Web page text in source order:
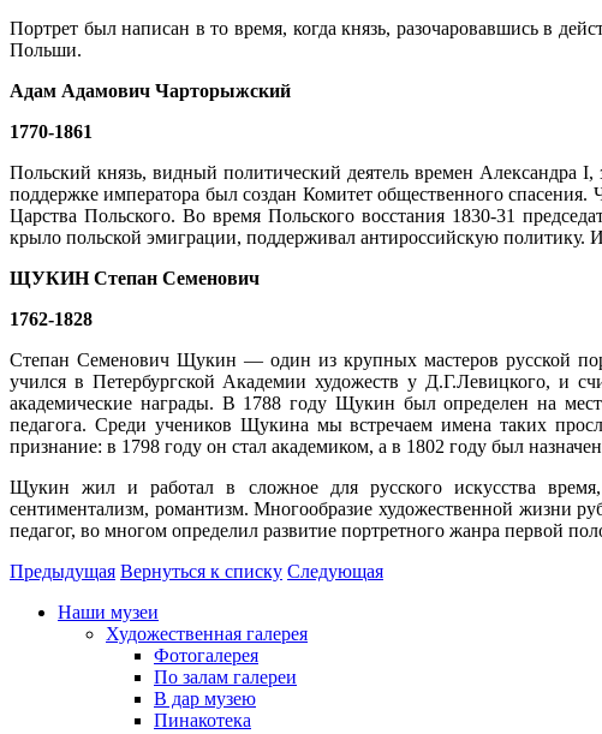
Портрет был написан в то время, когда князь, разочаровавшись в
Польши.
Адам Адамович Чарторыжский
1770-1861
Польский князь, видный политический деятель времен Александра
поддержке императора был создан Комитет общественного
Царства Польского. Во время Польского восстания 1830-31
крыло польской эмиграции, поддерживал антироссийскую политику.
ЩУКИН Степан Семенович
1762-1828
Степан Семенович Щукин — один из крупных мастеров русской
учился в Петербургской Академии художеств у Д.Г.Левицкого, и
академические награды. В 1788 году Щукин был определен на
педагога. Среди учеников Щукина мы встречаем имена таких
признание: в 1798 году он стал академиком, а в 1802 году был
Щукин жил и работал в сложное для русского искусства время,
сентиментализм, романтизм. Многообразие художественной жизни
педагог, во многом определил развитие портретного жанра первой
Предыдущая Вернуться к списку Следующая
Наши музеи
Художественная галерея
Фотогалерея
По залам галереи
В дар музею
Пинакотека